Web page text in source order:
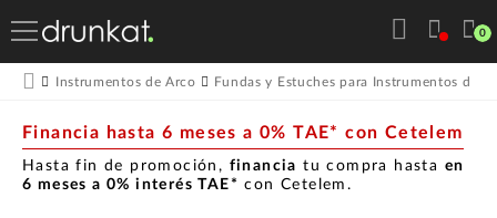
0
Instrumentos de Arco Fundas y Estuches para Instrumentos de
Financia hasta 6 meses a 0% TAE* con Cetelem
Hasta fin de promoción, financia tu compra hasta en
6 meses a 0% interés TAE* con Cetelem.